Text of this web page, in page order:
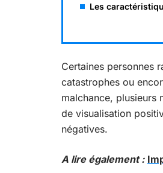
Les
Certaines personnes
catastrophes ou
malchance, plusieurs
de visualisation
négatives.
A lire également :